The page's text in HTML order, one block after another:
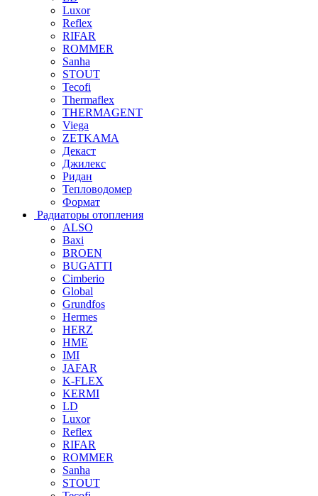
Luxor
Reflex
RIFAR
ROMMER
Sanha
STOUT
Tecofi
Thermaflex
THERMAGENT
Viega
ZETKAMA
Декаст
Джилекс
Ридан
Тепловодомер
Формат
Радиаторы отопления
ALSO
Baxi
BROEN
BUGATTI
Cimberio
Global
Grundfos
Hermes
HERZ
HME
IMI
JAFAR
K-FLEX
KERMI
LD
Luxor
Reflex
RIFAR
ROMMER
Sanha
STOUT